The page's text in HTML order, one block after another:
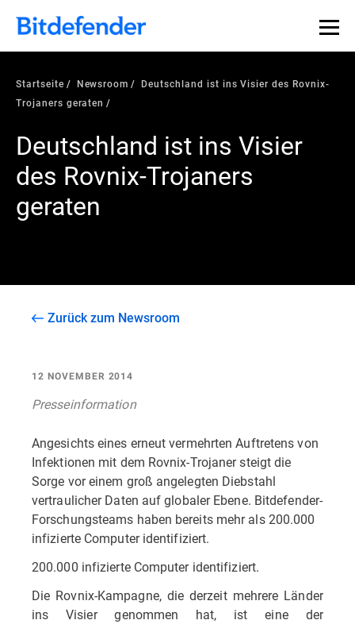
Startseite Newsroom
Deutschland ist ins Visier des Rovnix-
Trojaners geraten
Deutschland ist ins Visier
des Rovnix-Trojaners
geraten
Zurück zum Newsroom
12 NOVEMBER 2014
Presseinformation
Angesichts eines erneut vermehrten Auftretens von
Infektionen mit dem Rovnix-Trojaner steigt die
Sorge vor einem groß angelegten Diebstahl
vertraulicher Daten auf globaler Ebene. Bitdefender-
Forschungsteams haben bereits mehr als 200.000
infizierte Computer identifiziert.
200.000 infizierte Computer identifiziert.
Die Rovnix-Kampagne, die derzeit mehrere Länder
ins Visier genommen hat, ist eine der